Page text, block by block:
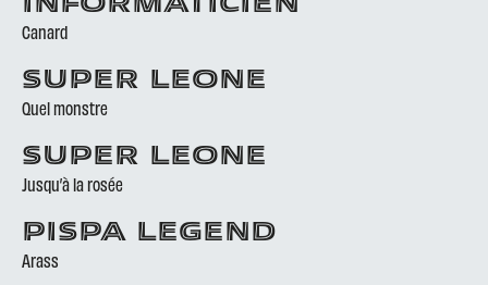
Canard
SUPER LEONE
Quel monstre
SUPER LEONE
Jusqu’à la rosée
PISPA LEGEND
Arass